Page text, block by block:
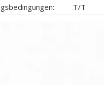
T/T